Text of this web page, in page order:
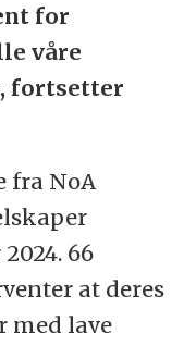
for
våre
fortsetter
fra NoA
66
at deres
med lave